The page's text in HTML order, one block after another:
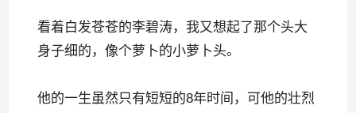
看着白发苍苍的李碧涛，我又想起了那个头大
身子细的，像个萝卜的小萝卜头。
他的一生虽然只有短短的8年时间，可他的壮烈